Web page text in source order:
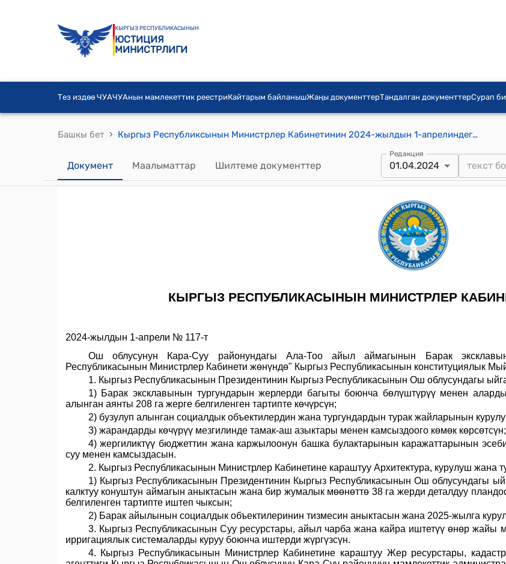
КЫРГЫЗ РЕСПУБЛИКАСЫНЫН
ЮСТИЦИЯ
МИНИСТРЛИГИ
Тез издөө ЧУАЧУАнын мамлекеттик реестриКайтарым байланышЖаңы документтерТандалган документтерСурап
Башкы бет › Кыргыз Республиксынын Министрлер Кабинетинин 2024-жылдын 1-апрелиндеги № 117-т (Ош облусунун Кара-Суу районундагы Ала-Тоо айыл аймагынын Барак эксклавынын тургундарын көчүрүү тууралуу) Тескемеси
Документ Маалыматтар Шилтеме документтер
Редакция
01.04.2024